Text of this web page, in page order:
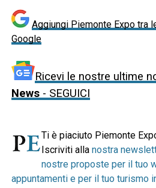
Aggiungi Piemonte Expo tra
Google
Ricevi le nostre ultime
News- SEGUICI
Ti è piaciuto Piemonte
Iscriviti alla nostra
nostre proposte per il tuo
appuntamenti e per il tuo turismo